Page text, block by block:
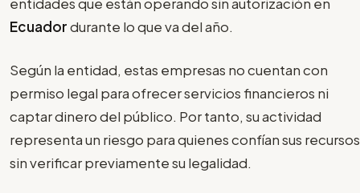
Ecuadordurante lo que va del año.
Según la entidad, estas empresas no cuentan con
permiso legal para ofrecer servicios financieros ni
captar dinero del público. Por tanto, su actividad
representa un riesgo para quienes confían sus recursos
sin verificar previamente su legalidad.